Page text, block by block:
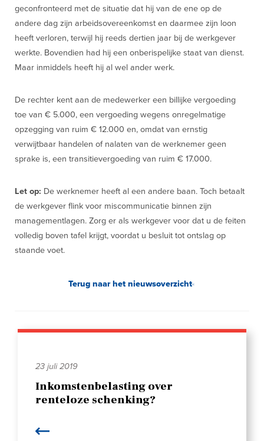
geconfronteerd met de situatie dat hij van de ene op de
andere dag zijn arbeidsovereenkomst en daarmee zijn loon
heeft verloren, terwijl hij reeds dertien jaar bij de werkgever
werkte. Bovendien had hij een onberispelijke staat van dienst.
Maar inmiddels heeft hij al wel ander werk.
De rechter kent aan de medewerker een billijke vergoeding
toe van € 5.000, een vergoeding wegens onregelmatige
opzegging van ruim € 12.000 en, omdat van ernstig
verwijtbaar handelen of nalaten van de werknemer geen
sprake is, een transitievergoeding van ruim € 17.000.
Let op: De werknemer heeft al een andere baan. Toch betaalt
de werkgever flink voor miscommunicatie binnen zijn
managementlagen. Zorg er als werkgever voor dat u de feiten
volledig boven tafel krijgt, voordat u besluit tot ontslag op
staande voet.
Terug naar het nieuwsoverzicht
23 juli 2019
Inkomstenbelasting over
renteloze schenking?